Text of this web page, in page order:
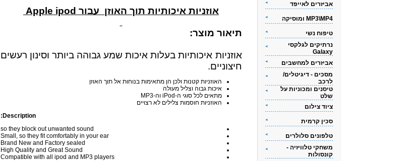
אוזניות איכותיות תוך האוזן עבור Apple ipod
תיאור מוצר:
אוזניות איכותיות בעלות איכות שמע גבוהה ביותר וסינון רעשים
חיצוניים.
האוזניות קטנות ולכן הן מתאימות בנוחות אל תוך האוזן
איכות גבוה וצליל מעולה
מתאים לכל סוגי ה-iPod וה-MP3
האוזניות חוסמות צלילים לא רצויים
Description:
so they block out unwanted sound
Small, so they fit comfortably in your ear
Brand New and Factory sealed
High Quality and Great Sound
Compatible with all ipod and MP3 players
אביזרים לאייפד
MP3\MP4 ומוסיקה
טיפוח נשי
נרתיקים לגלקסי
Galaxy
אביזרים למחשבים
מסכים - דיגיטלים/
לרכב
טיסנים ומכוניות על
שלט
ציוד צילום
סכין קרמית
טלפונים סלולרים
משחקי טלוויזיה -
קונסולות